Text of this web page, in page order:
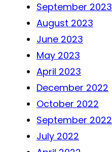
September 2023
August 2023
June 2023
May 2023
April 2023
December 2022
October 2022
September 2022
July 2022